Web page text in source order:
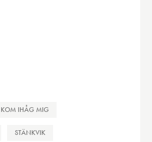
KOM IHÅG MIG
STÄNKVIK